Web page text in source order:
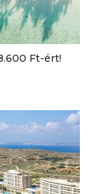
Ft-ért!